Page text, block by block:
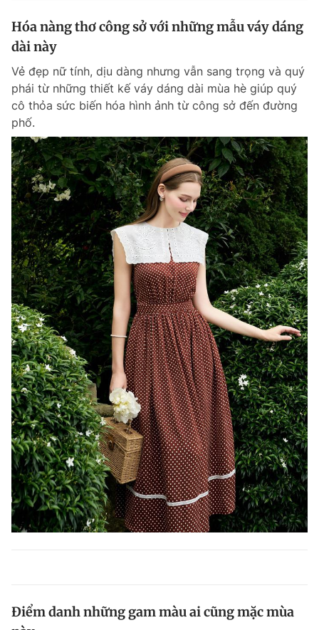
Hóa nàng thơ công sở với những mẫu váy dáng
dài này
Vẻ đẹp nữ tính, dịu dàng nhưng vẫn sang trọng và quý
phái từ những thiết kế váy dáng dài mùa hè giúp quý
cô thỏa sức biến hóa hình ảnh từ công sở đến đường
phố.
Điểm danh những gam màu ai cũng mặc mùa